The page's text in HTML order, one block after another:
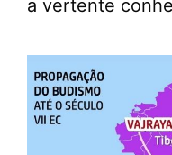
a vertente